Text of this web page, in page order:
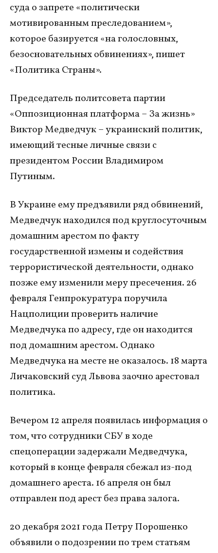
суда о запрете «политически
мотивированным преследованием»,
которое базируется «на голословных,
безосновательных обвинениях», пишет
«Политика Страны».
Председатель политсовета партии
«Оппозиционная платформа – За жизнь»
Виктор Медведчук – украинский политик,
имеющий тесные личные связи с
президентом России Владимиром
Путиным.
В Украине ему предъявили ряд обвинений,
Медведчук находился под круглосуточным
домашним арестом по факту
государственной измены и содействия
террористической деятельности, однако
позже ему изменили меру пресечения. 26
февраля Генпрокуратура поручила
Нацполиции проверить наличие
Медведчука по адресу, где он находится
под домашним арестом. Однако
Медведчука на месте не оказалось. 18 марта
Личаковский суд Львова заочно арестовал
политика.
Вечером 12 апреля появилась информация о
том, что сотрудники СБУ в ходе
спецоперации задержали Медведчука,
который в конце февраля сбежал из-под
домашнего ареста. 16 апреля он был
отправлен под арест без права залога.
20 декабря 2021 года Петру Порошенко
объявили о подозрении по трем статьям